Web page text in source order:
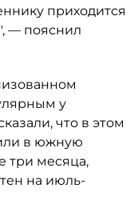
приходится
— пояснил
у
что в этом
в южную
три месяца,
на июль-